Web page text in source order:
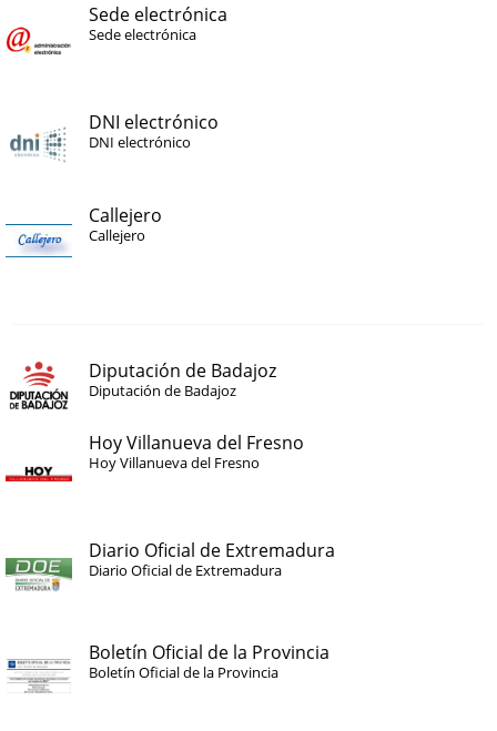
Sede electrónica
Sede electrónica
DNI electrónico
DNI electrónico
Callejero
Callejero
Diputación de Badajoz
Diputación de Badajoz
Hoy Villanueva del Fresno
Hoy Villanueva del Fresno
Diario Oficial de Extremadura
Diario Oficial de Extremadura
Boletín Oficial de la Provincia
Boletín Oficial de la Provincia